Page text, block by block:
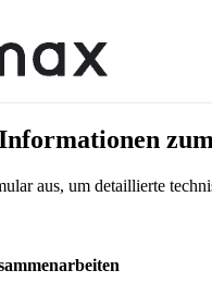
aus, um detaillierte